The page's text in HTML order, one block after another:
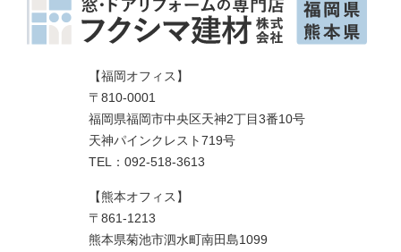
【福岡オフィス】
〒810-0001
福岡県福岡市中央区天神2丁目3番10号
天神パインクレスト719号
TEL：092-518-3613
【熊本オフィス】
〒861-1213
熊本県菊池市泗水町南田島1099